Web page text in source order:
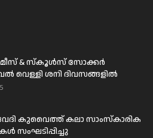
& സ്കൂൾസ് സോക്കർ
വെള്ളി ശനി ദിവസങ്ങളിൽ
കുവൈത്ത് കലാ സാംസ്കാരിക
സംഘടിപ്പിച്ചു